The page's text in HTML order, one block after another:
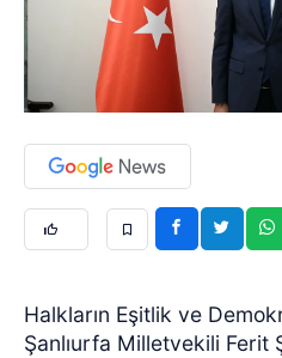
Halkların Eşitlik ve
Şanlıurfa Milletvekili Ferit